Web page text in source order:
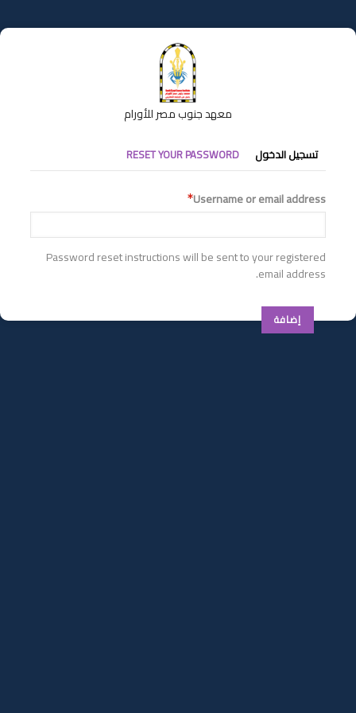
إلى
المحتوى
معهد جنوب مصر للأورام
التبويبات
الأساسية
تسجيل الدخول RESET YOUR PASSWORD
Username or email address
Password reset instructions will be sent to your registered
email address.